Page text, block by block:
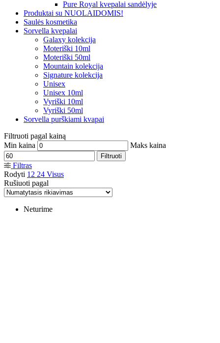
Pure Royal kvepalai sandėlyje
Produktai su NUOLAIDOMIS!
Saulės kosmetika
Sorvella kvepalai
Galaxy kolekcija
Moteriški 10ml
Moteriški 50ml
Mountain kolekcija
Signature kolekcija
Unisex
Unisex 10ml
Vyriški 10ml
Vyriški 50ml
Sorvella purškiami kvapai
Filtruoti pagal kainą
Min kaina
Maks kaina
Filtruoti
Filtras
Rodyti 12 24 Visus
Rušiuoti pagal
Neturime